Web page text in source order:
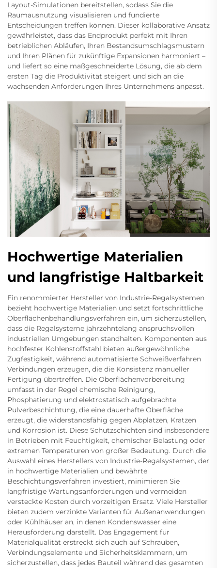
Layout-Simulationen bereitstellen, sodass Sie die
Raumausnutzung visualisieren und fundierte
Entscheidungen treffen können. Dieser kollaborative Ansatz
gewährleistet, dass das Endprodukt perfekt mit Ihren
betrieblichen Abläufen, Ihren Bestandsumschlagsmustern
und Ihren Plänen für zukünftige Expansionen harmoniert –
und liefert so eine maßgeschneiderte Lösung, die ab dem
ersten Tag die Produktivität steigert und sich an die
wachsenden Anforderungen Ihres Unternehmens anpasst.
Hochwertige Materialien
und langfristige Haltbarkeit
Ein renommierter Hersteller von Industrie-Regalsystemen
bezieht hochwertige Materialien und setzt fortschrittliche
Oberflächenbehandlungsverfahren ein, um sicherzustellen,
dass die Regalsysteme jahrzehntelang anspruchsvollen
industriellen Umgebungen standhalten. Komponenten aus
hochfester Kohlenstoffstahl bieten außergewöhnliche
Zugfestigkeit, während automatisierte Schweißverfahren
Verbindungen erzeugen, die die Konsistenz manueller
Fertigung übertreffen. Die Oberflächenvorbereitung
umfasst in der Regel chemische Reinigung,
Phosphatierung und elektrostatisch aufgebrachte
Pulverbeschichtung, die eine dauerhafte Oberfläche
erzeugt, die widerstandsfähig gegen Abplatzen, Kratzen
und Korrosion ist. Diese Schutzschichten sind insbesondere
in Betrieben mit Feuchtigkeit, chemischer Belastung oder
extremen Temperaturen von großer Bedeutung. Durch die
Auswahl eines Herstellers von Industrie-Regalsystemen, der
in hochwertige Materialien und bewährte
Beschichtungsverfahren investiert, minimieren Sie
langfristige Wartungsanforderungen und vermeiden
versteckte Kosten durch vorzeitigen Ersatz. Viele Hersteller
bieten zudem verzinkte Varianten für Außenanwendungen
oder Kühlhäuser an, in denen Kondenswasser eine
Herausforderung darstellt. Das Engagement für
Materialqualität erstreckt sich auch auf Schrauben,
Verbindungselemente und Sicherheitsklammern, um
sicherzustellen, dass jedes Bauteil während des gesamten